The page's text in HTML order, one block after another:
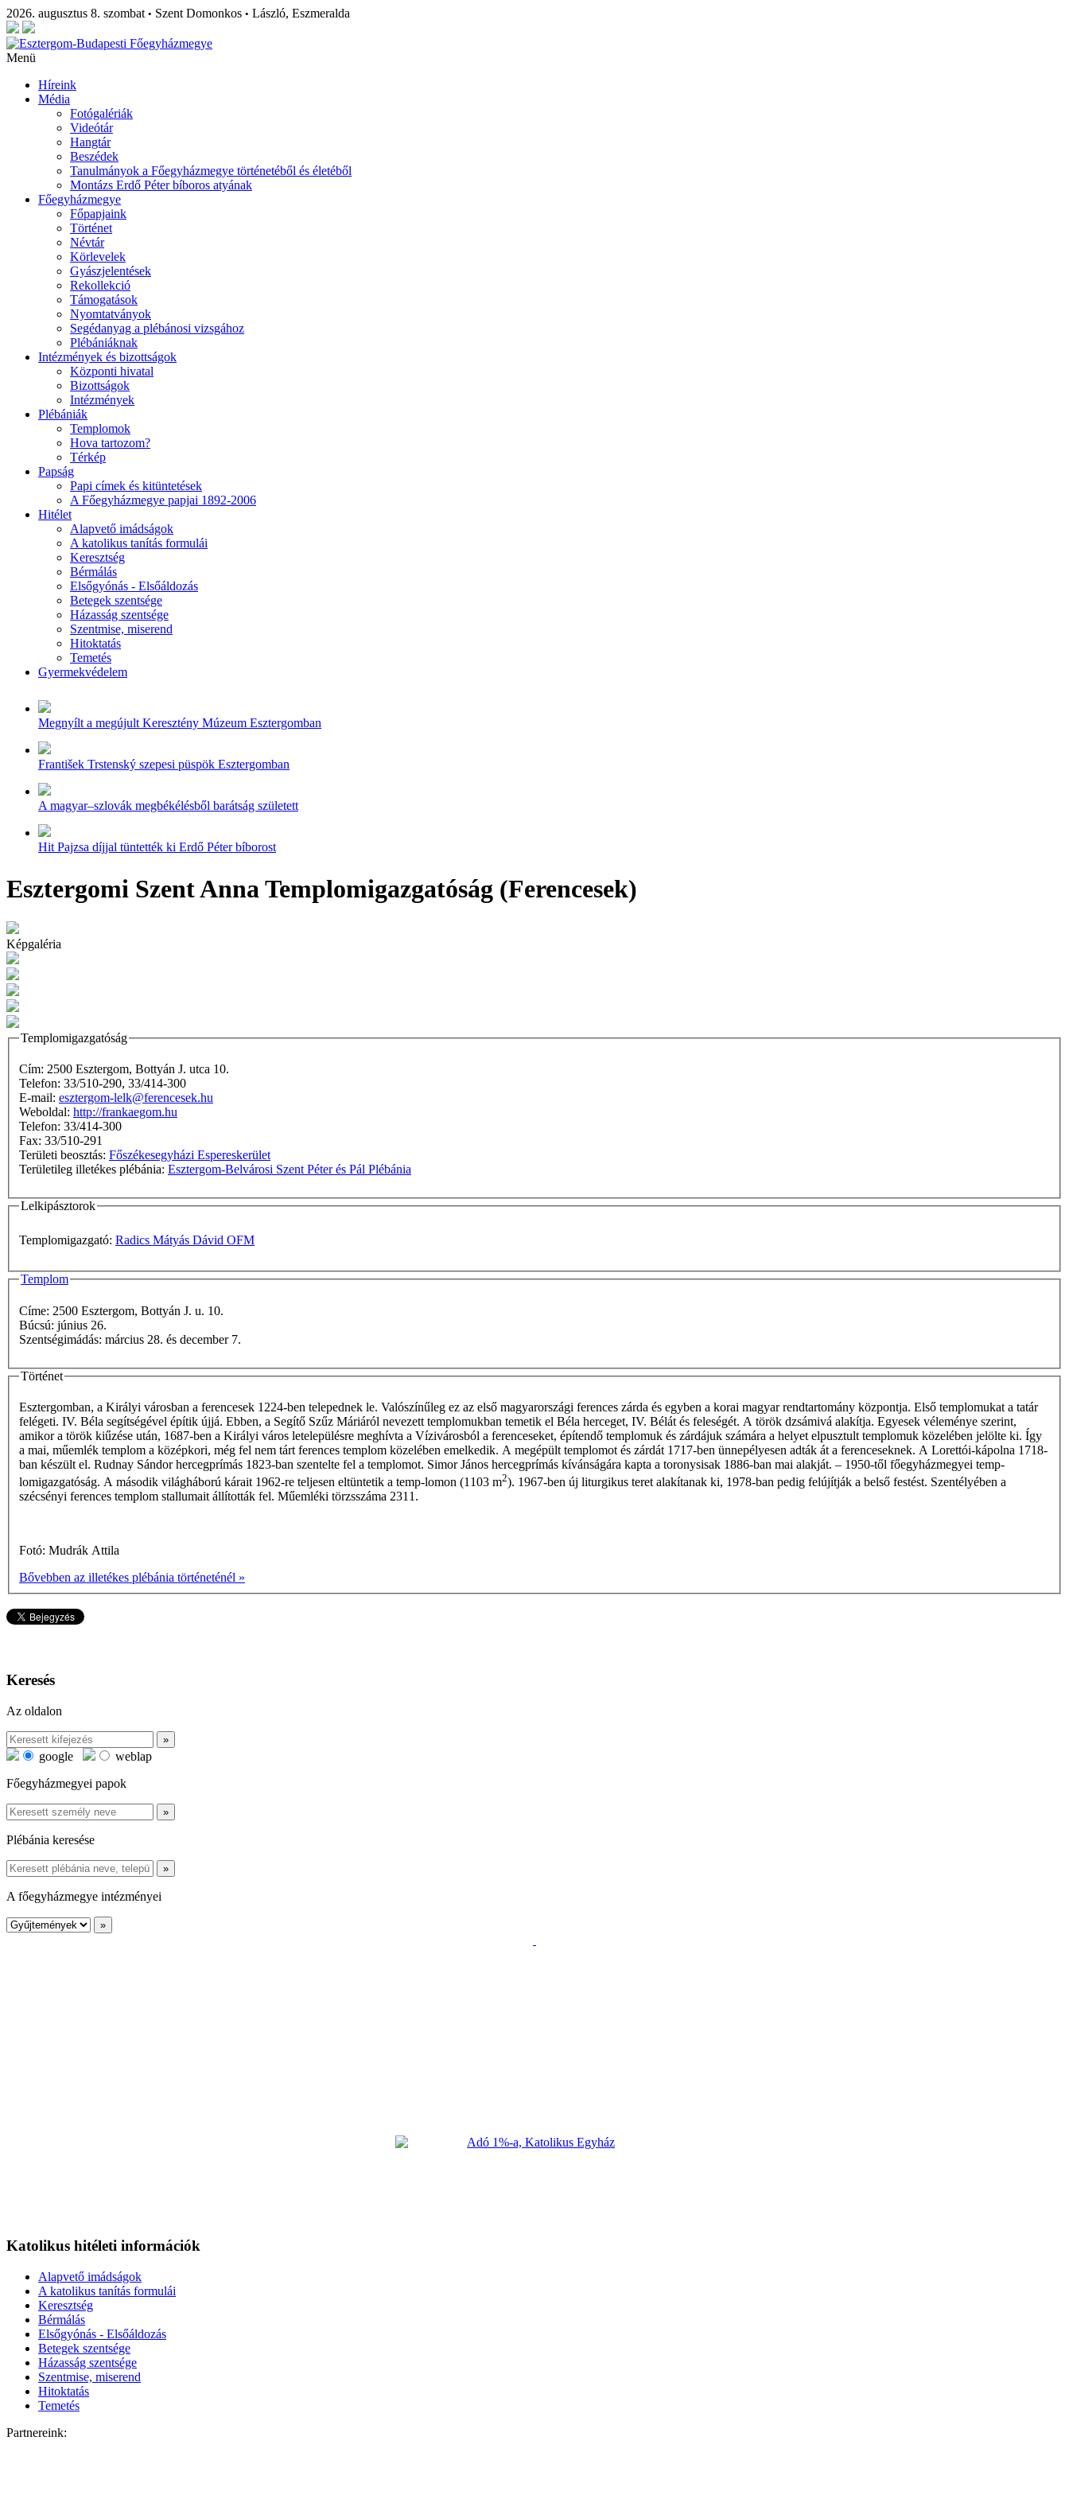
2026. augusztus 8. szombat • Szent Domonkos • László, Eszmeralda
Menü
Híreink
Média
Fotógalériák
Videótár
Hangtár
Beszédek
Tanulmányok a Főegyházmegye történetéből és életéből
Montázs Erdő Péter bíboros atyának
Főegyházmegye
Főpapjaink
Történet
Névtár
Körlevelek
Gyászjelentések
Rekollekció
Támogatások
Nyomtatványok
Segédanyag a plébánosi vizsgához
Plébániáknak
Intézmények és bizottságok
Központi hivatal
Bizottságok
Intézmények
Plébániák
Templomok
Hova tartozom?
Térkép
Papság
Papi címek és kitüntetések
A Főegyházmegye papjai 1892-2006
Hitélet
Alapvető imádságok
A katolikus tanítás formulái
Keresztség
Bérmálás
Elsőgyónás - Elsőáldozás
Betegek szentsége
Házasság szentsége
Szentmise, miserend
Hitoktatás
Temetés
Gyermekvédelem
Megnyílt a megújult Keresztény Múzeum Esztergomban
František Trstenský szepesi püspök Esztergomban
A magyar–szlovák megbékélésből barátság született
Hit Pajzsa díjjal tüntették ki Erdő Péter bíborost
Esztergomi Szent Anna Templomigazgatóság (Ferencesek)
Képgaléria
Templomigazgatóság
Cím: 2500 Esztergom, Bottyán J. utca 10.
Telefon: 33/510-290, 33/414-300
E-mail: esztergom-lelk@ferencesek.hu
Weboldal: http://frankaegom.hu
Telefon: 33/414-300
Fax: 33/510-291
Területi beosztás: Főszékesegyházi Espereskerület
Területileg illetékes plébánia: Esztergom-Belvárosi Szent Péter és Pál Plébánia
Lelkipásztorok
Templomigazgató: Radics Mátyás Dávid OFM
Templom
Címe: 2500 Esztergom, Bottyán J. u. 10.
Búcsú: június 26.
Szentségimádás: március 28. és december 7.
Történet
Esztergomban, a Királyi városban a ferencesek 1224-ben telepednek le. Valószínűleg ez az első magyarországi ferences zárda és egyben a korai magyar rendtartomány központja. Első templomukat a tatár
felégeti. IV. Béla segítségével építik újjá. Ebben, a Segítő Szűz Máriáról nevezett templomukban temetik el Béla herceget, IV. Bélát és feleségét. A török dzsámivá alakítja. Egyesek véleménye szerint,
amikor a török kiűzése után, 1687-ben a Királyi város letelepülésre meghívta a Vízivárosból a ferenceseket, építendő templomuk és zárdájuk számára a helyet elpusztult templomuk közelében jelölte ki. Így
a mai, műemlék templom a középkori, még fel nem tárt ferences templom közelében emelkedik. A megépült templomot és zárdát 1717-ben ünnepélyesen adták át a ferenceseknek. A Lorettói-kápolna 1718-
ban készült el. Rudnay Sándor hercegprímás 1823-ban szentelte fel a templomot. Simor János hercegprímás kívánságára kapta a toronysisak 1886-ban mai alakját. – 1950-től főegyházmegyei temp-
lomigazgatóság. A második világháború kárait 1962-re teljesen eltüntetik a temp-lomon (1103 m2). 1967-ben új liturgikus teret alakítanak ki, 1978-ban pedig felújítják a belső festést. Szentélyében a
szécsényi ferences templom stallumait állították fel. Műemléki törzsszáma 2311.
Fotó: Mudrák Attila
Bővebben az illetékes plébánia történeténél »
Keresés
Az oldalon
google
weblap
Főegyházmegyei papok
Plébánia keresése
A főegyházmegye intézményei
Katolikus hitéleti információk
Alapvető imádságok
A katolikus tanítás formulái
Keresztség
Bérmálás
Elsőgyónás - Elsőáldozás
Betegek szentsége
Házasság szentsége
Szentmise, miserend
Hitoktatás
Temetés
Partnereink: